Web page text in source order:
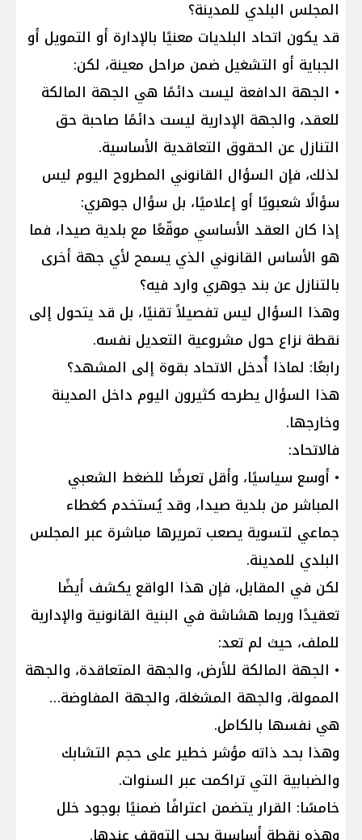
المجلس البلدي للمدينة؟
قد يكون اتحاد البلديات معنيًا بالإدارة أو التمويل أو
الجباية أو التشغيل ضمن مراحل معينة، لكن:
• الجهة الدافعة ليست دائمًا هي الجهة المالكة
للعقد، والجهة الإدارية ليست دائمًا صاحبة حق
التنازل عن الحقوق التعاقدية الأساسية.
لذلك، فإن السؤال القانوني المطروح اليوم ليس
سؤالًا شعبويًا أو إعلاميًا، بل سؤال جوهري:
إذا كان العقد الأساسي موقّعًا مع بلدية صيدا، فما
هو الأساس القانوني الذي يسمح لأي جهة أخرى
بالتنازل عن بند جوهري وارد فيه؟
وهذا السؤال ليس تفصيلاً تقنيًا، بل قد يتحول إلى
نقطة نزاع حول مشروعية التعديل نفسه.
رابعًا: لماذا أُدخل الاتحاد بقوة إلى المشهد؟
هذا السؤال يطرحه كثيرون اليوم داخل المدينة
وخارجها.
فالاتحاد:
• أوسع سياسيًا، وأقل تعرضًا للضغط الشعبي
المباشر من بلدية صيدا، وقد يُستخدم كغطاء
جماعي لتسوية يصعب تمريرها مباشرة عبر المجلس
البلدي للمدينة.
لكن في المقابل، فإن هذا الواقع يكشف أيضًا
تعقيدًا وربما هشاشة في البنية القانونية والإدارية
للملف، حيث لم تعد:
• الجهة المالكة للأرض، والجهة المتعاقدة، والجهة
الممولة، والجهة المشغلة، والجهة المفاوضة…
هي نفسها بالكامل.
وهذا بحد ذاته مؤشر خطير على حجم التشابك
والضبابية التي تراكمت عبر السنوات.
خامسًا: القرار يتضمن اعترافًا ضمنيًا بوجود خلل
وهذه نقطة أساسية يجب التوقف عندها.